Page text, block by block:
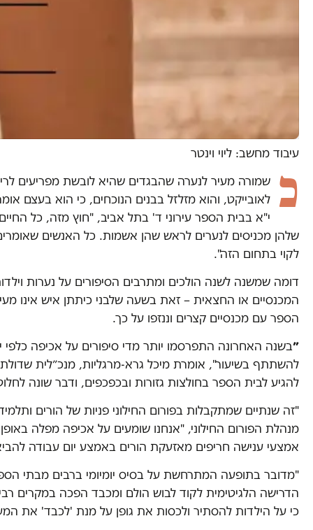
עיבוד מחשב: ליוי וינטר
כ שמורה מעיר לנערה שהבגדים שהיא לובשת מפריעים
י"א בבית הספר עירוני ד' בתל אביב, "חוץ מזה, כל
שלהן מכניסים לנערים לראש שהן אשמות. כל האנשים
לקוי בתחום הזה".
דומה שמשנה לשנה הולכים ומתרבים הסיפורים על נערות
המכנסיים או החצאית – זאת בשעה שלבני כיתתן איש אינו
הספר עם מכנסיים קצרים וננזפו על כך.
״בשנה האחרונה התפרסמו יותר מדי סיפורים על אכיפה
להשתתף בשיעור", אומרת מיכל גרא-מרגליות, מנכ״לית
להגיע לבית הספר בחולצות גזורות ובכפכפים, ודבר שונה
"זה שנתיים שמתקבלות בפורום החילוני פניות של הורים
מנהלת הפורום החילוני, "אנחנו שומעים על אכיפה מפלה
אמצעי ענישה חריפים מאזעקת הורים באמצע יום עבודה
"מדובר בתופעה המתרחשת על בסיס יומיומי ברבים מבתי
הדרישה הלגיטימית לקוד לבוש הולם ומכבד הפכה במקרים
כי על הילדות להסתיר ולכסות את גופן על מנת 'לכבד' את